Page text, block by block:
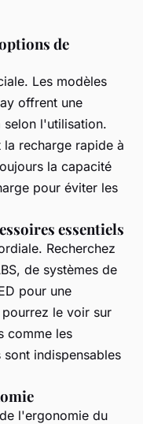
de
Les modèles
offrent une
selon l'utilisation.
recharge rapide à
la capacité
pour éviter les
essentiels
Recherchez
de systèmes de
pour une
le voir sur
comme les
indispensables
l'ergonomie du